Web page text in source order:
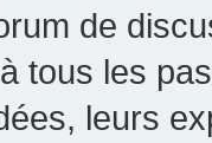
de
tous les
leurs